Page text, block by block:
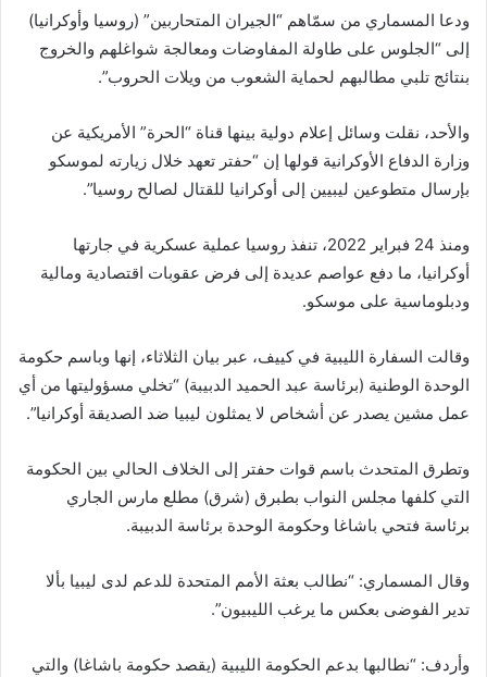
ودعا المسماري من سمّاهم “الجيران المتحاربين” (روسيا وأوكرانيا)
إلى “الجلوس على طاولة المفاوضات ومعالجة شواغلهم والخروج
بنتائج تلبي مطالبهم لحماية الشعوب من ويلات الحروب”.
والأحد، نقلت وسائل إعلام دولية بينها قناة “الحرة” الأمريكية عن
وزارة الدفاع الأوكرانية قولها إن “حفتر تعهد خلال زيارته لموسكو
بإرسال متطوعين ليبيين إلى أوكرانيا للقتال لصالح روسيا”.
ومنذ 24 فبراير 2022، تنفذ روسيا عملية عسكرية في جارتها
أوكرانيا، ما دفع عواصم عديدة إلى فرض عقوبات اقتصادية ومالية
ودبلوماسية على موسكو.
وقالت السفارة الليبية في كييف، عبر بيان الثلاثاء، إنها وباسم حكومة
الوحدة الوطنية (برئاسة عبد الحميد الدبيبة) “تخلي مسؤوليتها من أي
عمل مشين يصدر عن أشخاص لا يمثلون ليبيا ضد الصديقة أوكرانيا”.
وتطرق المتحدث باسم قوات حفتر إلى الخلاف الحالي بين الحكومة
التي كلفها مجلس النواب بطبرق (شرق) مطلع مارس الجاري
برئاسة فتحي باشاغا وحكومة الوحدة برئاسة الدبيبة.
وقال المسماري: “نطالب بعثة الأمم المتحدة للدعم لدى ليبيا بألا
تدير الفوضى بعكس ما يرغب الليبيون”.
وأردف: “نطالبها بدعم الحكومة الليبية (يقصد حكومة باشاغا) والتي